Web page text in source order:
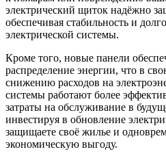
электрический щиток надёжно
обеспечивая стабильность и
электрической системы.
Кроме того, новые панели
распределение энергии, что в
снижению расходов на
системы работают более
затраты на обслуживание в
инвестируя в обновление
защищаете своё жилье и
экономическую выгоду.